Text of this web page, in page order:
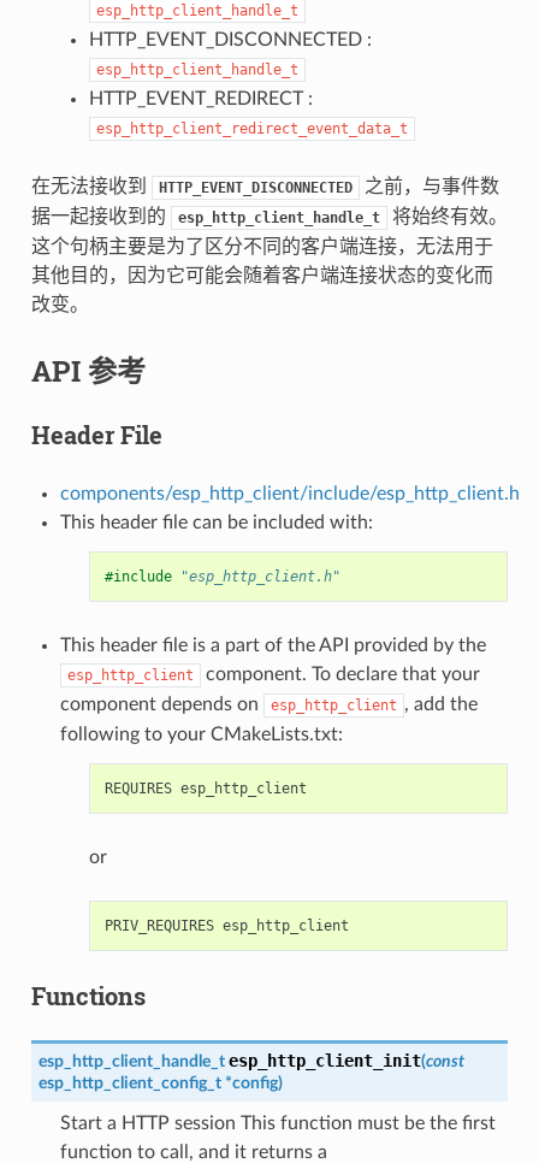
esp_http_client_handle_t
HTTP_EVENT_DISCONNECTED :
esp_http_client_handle_t
HTTP_EVENT_REDIRECT :
esp_http_client_redirect_event_data_t
在无法接收到 HTTP_EVENT_DISCONNECTED
之前，与事件数
据一起接收到的
esp_http_client_handle_t
将始终有效。
这个句柄主要是为了区分不同的客户端连接，无法用于
其他目的，因为它可能会随着客户端连接状态的变化而
改变。
API 参考
Header File
components/esp_http_client/include/esp_http_client.h
This header file can be included with:
#include "esp_http_client.h"
This header file is a part of the API provided by the
esp_http_client
component. To declare that your
component depends on
esp_http_client , add the
following to your CMakeLists.txt:
or
Functions
esp_http_client_handle_t esp_http_client_init(const
esp_http_client_config_t *config)
Start a HTTP session This function must be the first
function to call, and it returns a